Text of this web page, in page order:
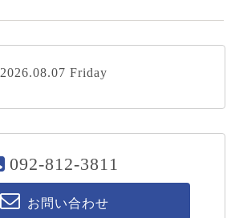
2026.08.07 Friday
092-812-3811
お問い合わせ